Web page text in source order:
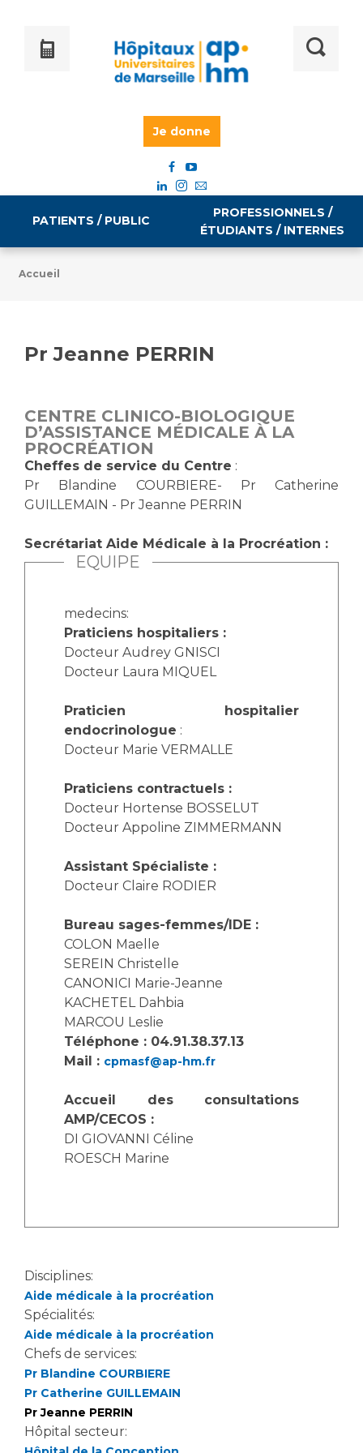
Je donne
PATIENTS / PUBLIC
Tarifs
Vous allez être hospitalisé(e)
Vous avez un examen d'imagerie ou de radiologie
à réaliser
Vous avez une analyse à réaliser
Vous venez en consultation
Infos COVID-19
Culture à l'hôpital
Laïcité et cultes
Livret d'accueil
Salon des familles
Transports sanitaires
Vos droits, vos devoirs
Handi 13
Accueil sourds et malentendants
Charte Romain Jacob
Mouvement Parcours Handicap 13
Activité physique
Cancer
Médecine nucléaire
Maternité Hôpital Nord
Vos représentants
La Commission Des Usagers (CDU)
Les Comités Locaux des Usagers
PROFESSIONNELS /
ÉTUDIANTS / INTERNES
Emploi / formation
Emplois administratifs
Emplois médicaux
Espace Formation
Étudiants hospitaliers
Emplois techniques et médico-techniques
Emplois divers
Emplois socio-éducatifs
Stages paramédicaux
Chercheurs
La recherche clinique à l'AP-HM
Les structures de recherche
Écoles et Instituts de Formation
Professionnels de santé
Adresser un patient
Réseaux de soins
Adresser un examen au Laboratoire de Biologie
Médicale
Radiologie / Imagerie
Cancérologie
Les pôles d'activité médicale
Anatomie et Cytologie Pathologiques
Adresser un examen au Laboratoire d'Infectiologie
Centres de référence Maladies Rares
Communiqués de presse
Dossiers de presse
Médiathèque
Fournisseurs
Rôles et missions
Accueil
Pr Jeanne PERRIN
CENTRE CLINICO-BIOLOGIQUE
D’ASSISTANCE MÉDICALE À LA
PROCRÉATION
Cheffes de service du Centre :
Pr Blandine COURBIERE- Pr Catherine
GUILLEMAIN - Pr Jeanne PERRIN
Secrétariat Aide Médicale à la Procréation :
EQUIPE
medecins:
Praticiens hospitaliers :
Docteur Audrey GNISCI
Docteur Laura MIQUEL
Praticien hospitalier
endocrinologue :
Docteur Marie VERMALLE
Praticiens contractuels :
Docteur Hortense BOSSELUT
Docteur Appoline ZIMMERMANN
Assistant Spécialiste :
Docteur Claire RODIER
Bureau sages-femmes/IDE :
COLON Maelle
SEREIN Christelle
CANONICI Marie-Jeanne
KACHETEL Dahbia
MARCOU Leslie
Téléphone : 04.91.38.37.13
Mail : cpmasf@ap-hm.fr
Accueil des consultations
AMP/CECOS :
DI GIOVANNI Céline
ROESCH Marine
Disciplines:
Aide médicale à la procréation
Spécialités:
Aide médicale à la procréation
Chefs de services:
Pr Blandine COURBIERE
Pr Catherine GUILLEMAIN
Pr Jeanne PERRIN
Hôpital secteur: